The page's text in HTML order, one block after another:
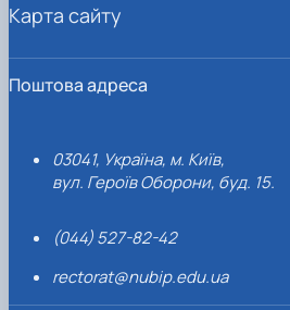
Поштова адреса
03041, Україна, м. Київ,
вул. Героїв Оборони, буд. 15.
(044) 527-82-42
rectorat@nubip.edu.ua
Карта сайту